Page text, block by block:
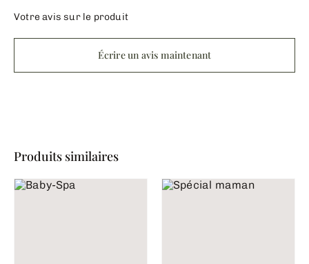
Votre avis sur le produit
Écrire un avis maintenant
Produits similaires